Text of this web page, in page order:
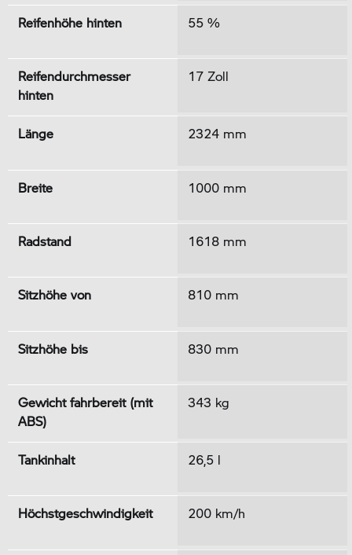
Reifenhöhe hinten 55 %
Reifendurchmesser
hinten
17 Zoll
Länge 2324 mm
Breite 1000 mm
Radstand 1618 mm
Sitzhöhe von 810 mm
Sitzhöhe bis 830 mm
Gewicht fahrbereit (mit
ABS)
343 kg
Tankinhalt 26,5 l
Höchstgeschwindigkeit 200 km/h